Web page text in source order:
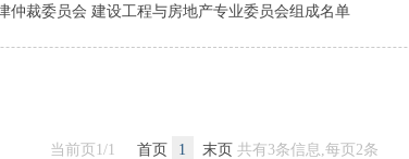
仲裁委员会 建设工程与房地产专业委员会组成名单
当前页1/1 首页 1 末页 共有3条信息,每页2条